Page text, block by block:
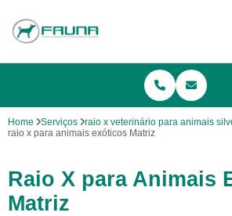
Home Serviços raio x veterinário para animais
raio x para animais exóticos Matriz
Raio X para Animais
Matriz